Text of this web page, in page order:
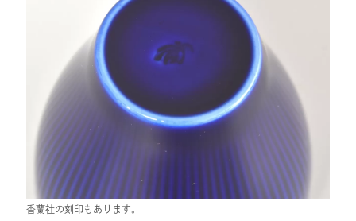
香蘭社の刻印もあります。